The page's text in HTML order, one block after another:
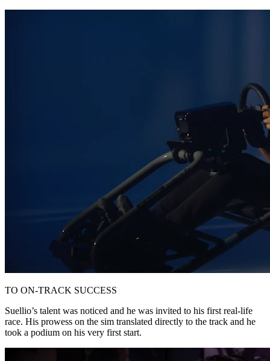
TO ON-TRACK SUCCESS
Suellio’s talent was noticed and he was invited to his first real-life
race. His prowess on the sim translated directly to the track and he
took a podium on his very first start.